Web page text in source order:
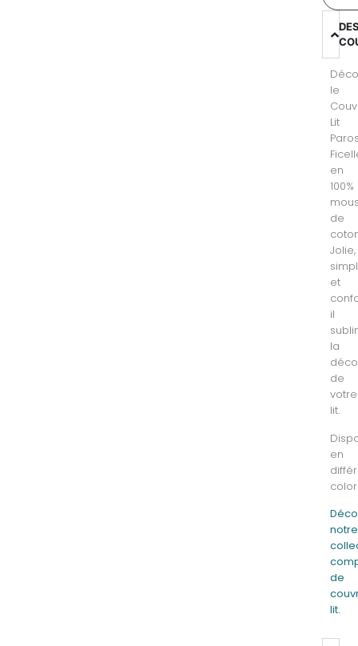
le
Lit
en
100%
de
Jolie,
et
il
la
de
votre
lit.
en
notre
de
lit.